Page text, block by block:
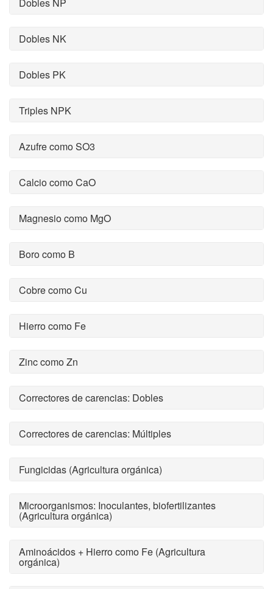
Dobles NK
Dobles PK
Triples NPK
Azufre como SO3
Calcio como CaO
Magnesio como MgO
Boro como B
Cobre como Cu
Hierro como Fe
Zinc como Zn
Correctores de carencias: Dobles
Correctores de carencias: Múltiples
Fungicidas (Agricultura orgánica)
Microorganismos: Inoculantes, biofertilizantes
(Agricultura orgánica)
Aminoácidos + Hierro como Fe (Agricultura
orgánica)